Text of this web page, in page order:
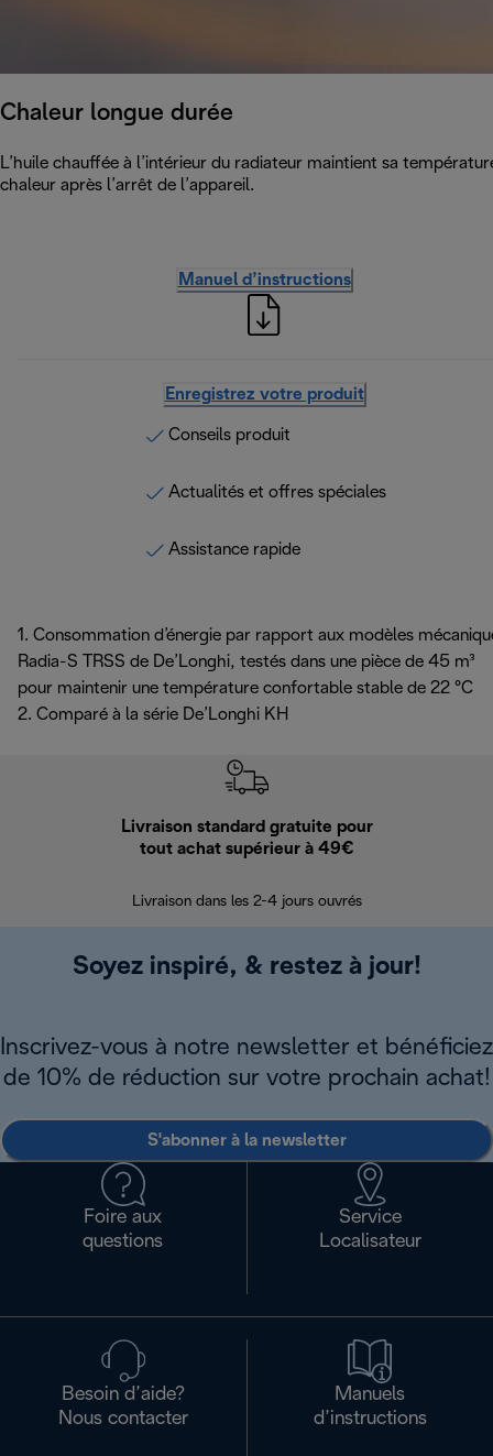
Chaleur longue durée
L’huile chauffée à l’intérieur du radiateur maintient sa
chaleur après l’arrêt de l’appareil.
Manuel d’instructions
Enregistrez votre produit
Conseils produit
Actualités et offres spéciales
Assistance rapide
1. Consommation d’énergie par rapport aux modèles
Radia-S TRSS de De’Longhi, testés dans une pièce de 45 m³
pour maintenir une température confortable stable de 22 °C
2. Comparé à la série De’Longhi KH
Livraison standard gratuite pour
tout achat supérieur à 49€
Livraison dans les 2-4 jours ouvrés
Soyez inspiré, & restez à jour!
Inscrivez-vous à notre newsletter et bénéficiez
de 10% de réduction sur votre prochain achat!
S'abonner à la newsletter
Foire aux
questions
Service
Localisateur
Besoin d’aide?
Nous contacter
Manuels
d’instructions